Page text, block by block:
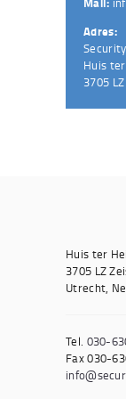
Adres:
Huis
3705
Huis ter
3705 LZ
Utrecht,
Tel. 030-
Fax 030-